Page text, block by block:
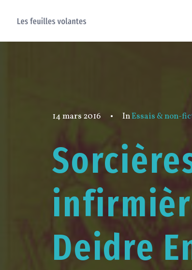
14 mars 2016 • InEssais & non-
Deidre